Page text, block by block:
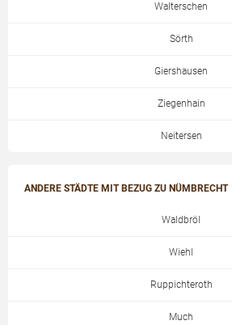
Walterschen
Sörth
Giershausen
Ziegenhain
Neitersen
ANDERE STÄDTE MIT BEZUG ZU NÜMBRECHT
Waldbröl
Wiehl
Ruppichteroth
Much